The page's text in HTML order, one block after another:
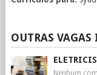
OUTRAS VAGAS
Nenhum